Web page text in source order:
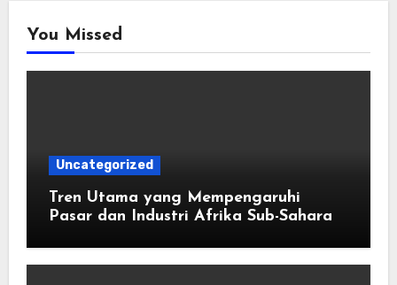
You Missed
Uncategorized
Tren Utama yang Mempengaruhi
Pasar dan Industri Afrika Sub-Sahara